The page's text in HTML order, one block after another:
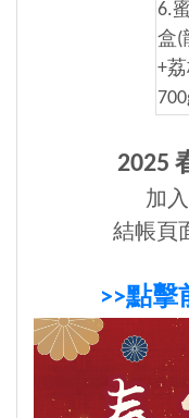
6.
盒(
+
2025
加
結帳頁
>>點擊